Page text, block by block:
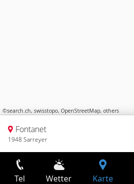
©search.ch, swisstopo, OpenStreetMap, others
Fontanet
1948 Sarreyer
Tel Wetter Karte